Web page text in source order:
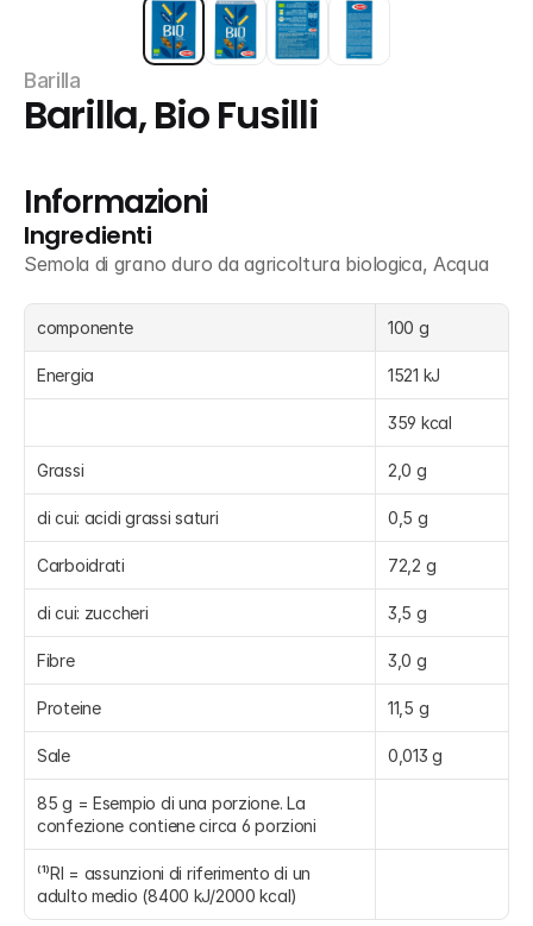
Barilla
Barilla, Bio Fusilli
Informazioni
Ingredienti
Semola di grano duro da agricoltura biologica, Acqua
componente 100 g
Energia 1521 kJ
359 kcal
Grassi 2,0 g
di cui: acidi grassi saturi 0,5 g
Carboidrati 72,2 g
di cui: zuccheri 3,5 g
Fibre 3,0 g
Proteine 11,5 g
Sale 0,013 g
85 g = Esempio di una porzione. La
confezione contiene circa 6 porzioni
⁽¹⁾RI = assunzioni di riferimento di un
adulto medio (8400 kJ/2000 kcal)